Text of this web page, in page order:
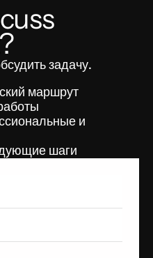
задачу.
маршрут
и
шаги